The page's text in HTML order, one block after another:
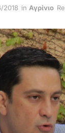
2018 in Αγρίνιο